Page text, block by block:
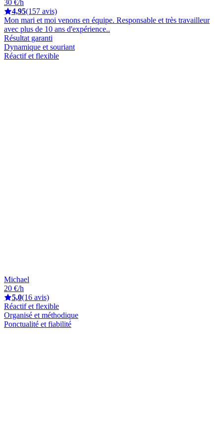
30 €/h
4,95(157 avis)
Mon mari et moi venons en équipe. Responsable et très travailleur
avec plus de 10 ans d'expérience..
Résultat garanti
Dynamique et souriant
Réactif et flexible
Michael
20 €/h
5,0(16 avis)
Réactif et flexible
Organisé et méthodique
Ponctualité et fiabilité